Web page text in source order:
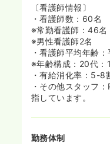
〔看護師情報〕
・看護師数：60名
※常勤看護師：46名
※男性看護師2名
・看護師平均年齢
※年齢構成：20代
・有給消化率：5-8
・その他スタッフ
指しています。
勤務体制